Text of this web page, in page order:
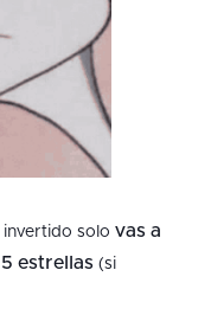
solo vas a
estrellas (si